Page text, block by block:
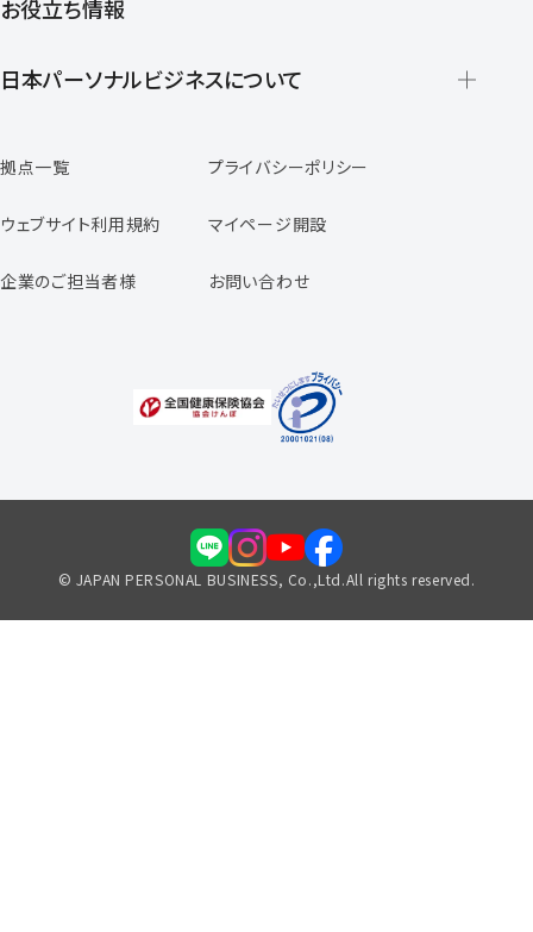
登録から就業開始までの流れ
お役立ち情報
日本パーソナルビジネスについて
スタッフの声
専任コンサルタントの声
福利厚生のご案内
拠点一覧 プライバシーポリシー
ウェブサイト利用規約 マイページ開設
企業のご担当者様 お問い合わせ
© JAPAN PERSONAL BUSINESS, Co.,Ltd.All rights reserved.